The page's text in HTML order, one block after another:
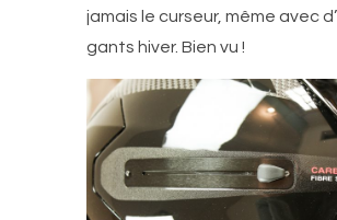
jamais le curseur, même avec
gants hiver. Bien vu !